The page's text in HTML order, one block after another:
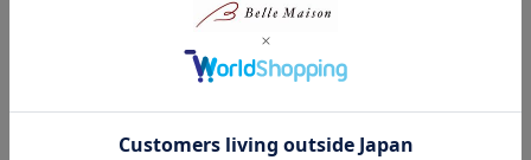
現在販売していない色・サイズ等への商品レビューも含まれます。